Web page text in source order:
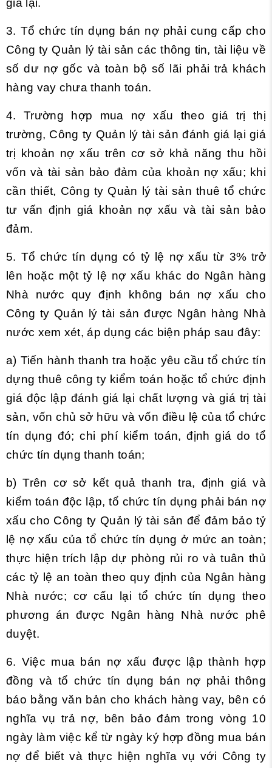
giá lại.
3. Tổ chức tín dụng bán nợ phải cung cấp cho
Công ty Quản lý tài sản các thông tin, tài liệu về
số dư nợ gốc và toàn bộ số lãi phải trả khách
hàng vay chưa thanh toán.
4. Trường hợp mua nợ xấu theo giá trị thị
trường, Công ty Quản lý tài sản đánh giá lại giá
trị khoản nợ xấu trên cơ sở khả năng thu hồi
vốn và tài sản bảo đảm của khoản nợ xấu; khi
cần thiết, Công ty Quản lý tài sản thuê tổ chức
tư vấn định giá khoản nợ xấu và tài sản bảo
đảm.
5. Tổ chức tín dụng có tỷ lệ nợ xấu từ 3% trở
lên hoặc một tỷ lệ nợ xấu khác do Ngân hàng
Nhà nước quy định không bán nợ xấu cho
Công ty Quản lý tài sản được Ngân hàng Nhà
nước xem xét, áp dụng các biện pháp sau đây:
a) Tiến hành thanh tra hoặc yêu cầu tổ chức tín
dựng thuê công ty kiểm toán hoặc tổ chức định
giá độc lập đánh giá lại chất lượng và giá trị tài
sản, vốn chủ sở hữu và vốn điều lệ của tổ chức
tín dụng đó; chi phí kiểm toán, định giá do tổ
chức tín dụng thanh toán;
b) Trên cơ sở kết quả thanh tra, định giá và
kiểm toán độc lập, tổ chức tín dụng phải bán nợ
xấu cho Công ty Quản lý tài sản để đảm bảo tỷ
lệ nợ xấu của tổ chức tín dụng ở mức an toàn;
thực hiện trích lập dự phòng rủi ro và tuân thủ
các tỷ lệ an toàn theo quy định của Ngân hàng
Nhà nước; cơ cấu lại tổ chức tín dụng theo
phương án được Ngân hàng Nhà nước phê
duyệt.
6. Việc mua bán nợ xấu được lập thành hợp
đồng và tổ chức tín dụng bán nợ phải thông
báo bằng văn bản cho khách hàng vay, bên có
nghĩa vụ trả nợ, bên bảo đảm trong vòng 10
ngày làm việc kể từ ngày ký hợp đồng mua bán
nợ để biết và thực hiện nghĩa vụ với Công ty